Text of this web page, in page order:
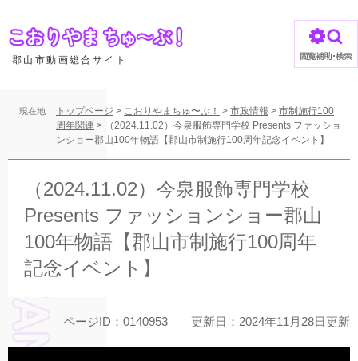
ジ
郡山市動画総合サイト
現在地 トップページ > こおりやまちゅ〜ぶ！ > 市政情報 > 市制施行100
周年関連 >
（2024.11.02）今泉服飾専門学校 Presents ファッショ
ンショー郡山100年物語【郡山市制施行100周年記念イベント】
（2024.11.02）今泉服飾専門学校
Presents ファッションショー郡山
100年物語【郡山市制施行100周年
記念イベント】
ページID：0140953 更新日：2024年11月28日更新